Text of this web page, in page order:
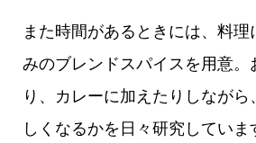
また時間があるときには、料
みのブレンドスパイスを用意。
り、カレーに加えたりしなが
しくなるかを日々研究していま